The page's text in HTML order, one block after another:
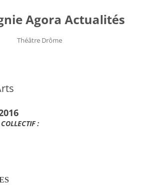
Agora Actualités
Théâtre Drôme
: